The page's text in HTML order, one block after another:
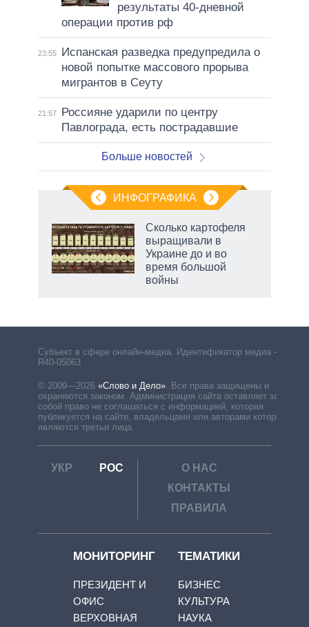
результаты 40-дневной
операции против рф
23:55
Испанская разведка предупредила о
новой попытке массового прорыва
мигрантов в Сеуту
21:57
Россияне ударили по центру
Павлограда, есть пострадавшие
Больше новостей
ИНФОГРАФИКА
Сколько картофеля
выращивали в
Украине до и во
время большой
войны
Субъект в сфере онлайн-медиа. Идентификатор медиа –
R40-05063
© 2009—2026 «Слово и Дело». Все права защищены и
охраняются законом. Администрация сайта оставляет за
собой право не соглашаться с информацией, которая
публикуется на сайте, владельцами или авторами которой
являются третьи лица.
УКР РОС
О НАС
КОНТАКТЫ
ПРАВИЛА
МОНИТОРИНГ
ПРЕЗИДЕНТ И
ОФИС
ВЕРХОВНАЯ
ТЕМАТИКИ
БИЗНЕС
КУЛЬТУРА
НАУКА